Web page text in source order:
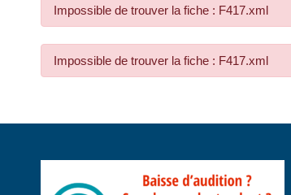
Impossible de trouver la fiche : F417.xml
Impossible de trouver la fiche : F417.xml